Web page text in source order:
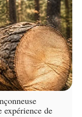
expérience de